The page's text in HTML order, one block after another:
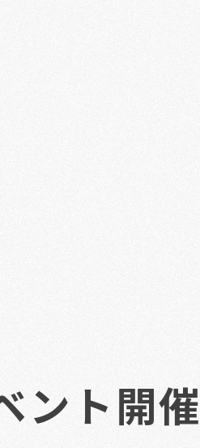
ント開